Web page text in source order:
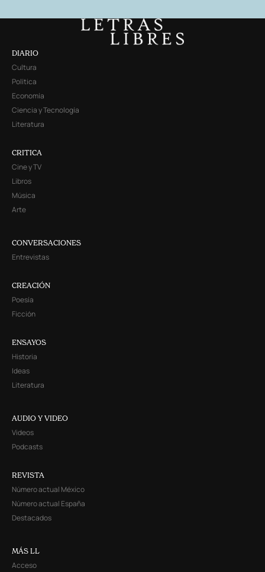
DIARIO
Cultura
Política
Economía
Ciencia y Tecnología
Literatura
CRITICA
Cine y TV
Libros
Música
Arte
CONVERSACIONES
Entrevistas
CREACIÓN
Poesía
Ficción
ENSAYOS
Historia
Ideas
Literatura
AUDIO Y VIDEO
Videos
Podcasts
REVISTA
Número actual México
Número actual España
Destacados
MÁS LL
Acceso